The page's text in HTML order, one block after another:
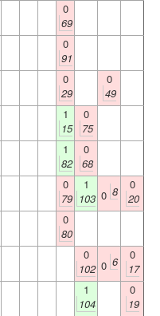
0
69
0
91
0
29
0
49
1
15
0
75
1
82
0
68
0
79
1
103 0 8
0
20
0
80
0
102 0 6
0
17
1
104
0
19